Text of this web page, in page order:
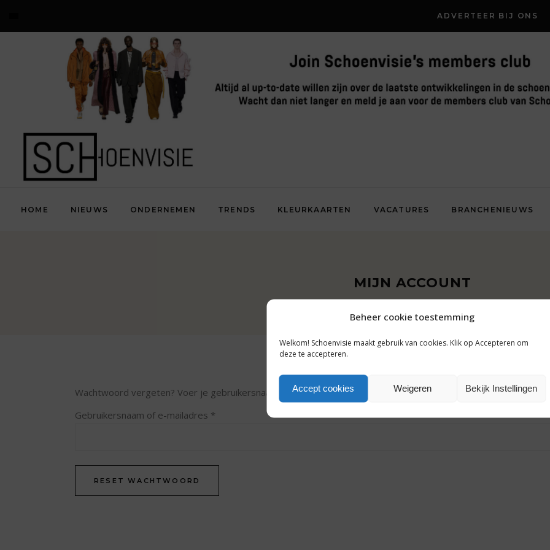
Beheer cookie toestemming
Welkom! Schoenvisie maakt gebruik van cookies. Klik op Accepteren om
deze te accepteren.
Accept cookies Weigeren Bekijk Instellingen
ADVERTEER BIJ ONS
HOME NIEUWS ONDERNEMEN TRENDS KLEURKAARTEN VACATURES BRANCHENIEUWS
MIJN ACCOUNT
Wachtwoord vergeten? Voer je gebruikersnaam of e-mailadres in. Je ontvangt een link via e-mail om een nieuw
Gebruikersnaam of e-mailadres *
RESET WACHTWOORD